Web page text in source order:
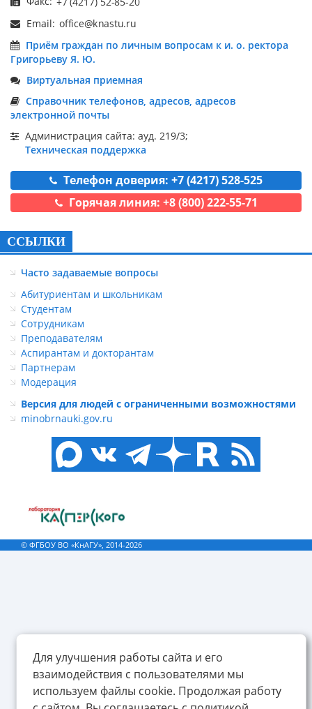
Для улучшения работы сайта и его
взаимодействия с пользователями мы
используем файлы cookie. Продолжая работу
Email:
Приём граждан по личным вопросам к и. о. ректора
Григорьеву Я. Ю.
Виртуальная приемная
Справочник телефонов, адресов, адресов
электронной почты
Администрация сайта: ауд. 219/3;
Техническая поддержка
Телефон доверия: +7 (4217) 528-525
Горячая линия: +8 (800) 222-55-71
ССЫЛКИ
Часто задаваемые вопросы
Абитуриентам и школьникам
Студентам
Сотрудникам
Преподавателям
Аспирантам и докторантам
Партнерам
Модерация
Версия для людей с ограниченными возможностями
minobrnauki.gov.ru
© ФГБОУ ВО «КнАГУ», 2014-2026